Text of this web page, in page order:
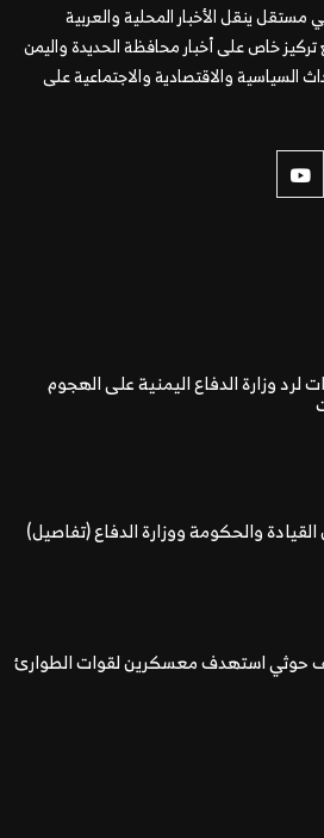
مستقل ينقل الأخبار المحلية والعربية
خاص على أخبار محافظة الحديدة واليمن
السياسية والاقتصادية والاجتماعية على
لرد وزارة الدفاع اليمنية على الهجوم
والحكومة ووزارة الدفاع (تفاصيل)
في قصف حوثي استهدف معسكرين لقوات الطوارئ